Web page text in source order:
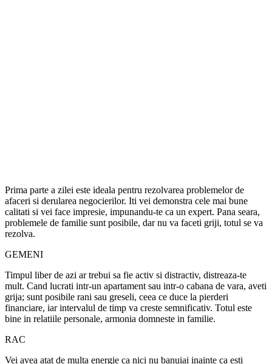
Prima parte a zilei este ideala pentru rezolvarea problemelor de
afaceri si derularea negocierilor. Iti vei demonstra cele mai bune
calitati si vei face impresie, impunandu-te ca un expert. Pana seara,
problemele de familie sunt posibile, dar nu va faceti griji, totul se va
rezolva.
GEMENI
Timpul liber de azi ar trebui sa fie activ si distractiv, distreaza-te
mult. Cand lucrati intr-un apartament sau intr-o cabana de vara, aveti
grija; sunt posibile rani sau greseli, ceea ce duce la pierderi
financiare, iar intervalul de timp va creste semnificativ. Totul este
bine in relatiile personale, armonia domneste in familie.
RAC
Vei avea atat de multa energie ca nici nu banuiai inainte ca esti